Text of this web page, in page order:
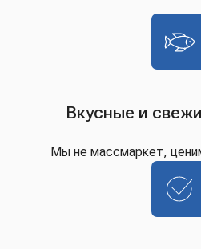
Вкусные и
Мы не массмаркет,